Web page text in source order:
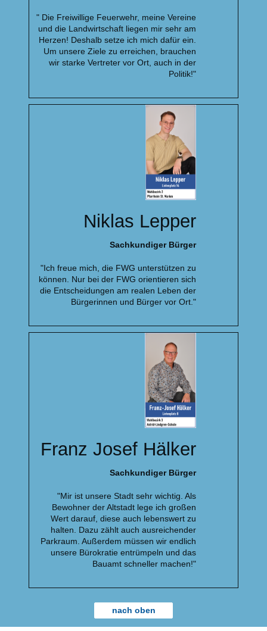
" Die Freiwillige Feuerwehr, meine Vereine
und die Landwirtschaft liegen mir sehr am
Herzen! Deshalb setze ich mich dafür ein.
Um unsere Ziele zu erreichen, brauchen
wir starke Vertreter vor Ort, auch in der
Politik!"
Niklas Lepper
Sachkundiger Bürger
"Ich freue mich, die FWG unterstützen zu
können. Nur bei der FWG orientieren sich
die Entscheidungen am realen Leben der
Bürgerinnen und Bürger vor Ort."
Franz Josef Hälker
Sachkundiger Bürger
"Mir ist unsere Stadt sehr wichtig. Als
Bewohner der Altstadt lege ich großen
Wert darauf, diese auch lebenswert zu
halten. Dazu zählt auch ausreichender
Parkraum. Außerdem müssen wir endlich
unsere Bürokratie entrümpeln und das
Bauamt schneller machen!"
nach oben